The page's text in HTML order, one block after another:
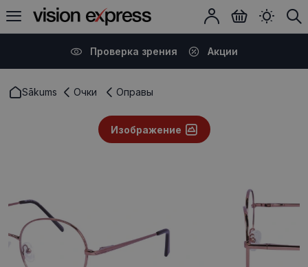
Проверка зрения Акции
Sākums Очки Оправы
Изображение